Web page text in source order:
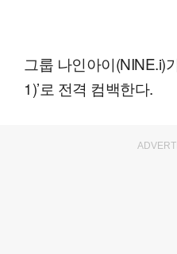
그룹 나인아이(NINE.i)
1)’로 전격 컴백한다.